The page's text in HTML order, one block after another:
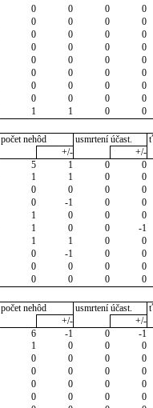
0 0 0 0
0 0 0 0
0 0 0 0
0 0 0 0
0 0 0 0
0 0 0 0
0 0 0 0
0 0 0 0
1 1 0 0
počet nehôd usmrtení účast.
+/-
+/-
5 1 0 0
1 1 0 0
0 0 0 0
0 -1 0 0
1 0 0 0
1 0 0 -1
1 1 0 0
0 -1 0 0
0 0 0 0
0 0 0 0
počet nehôd usmrtení účast.
+/-
+/-
6 -1 0 -1
1 0 0 0
0 0 0 0
0 0 0 0
0 0 0 0
0 0 0 0